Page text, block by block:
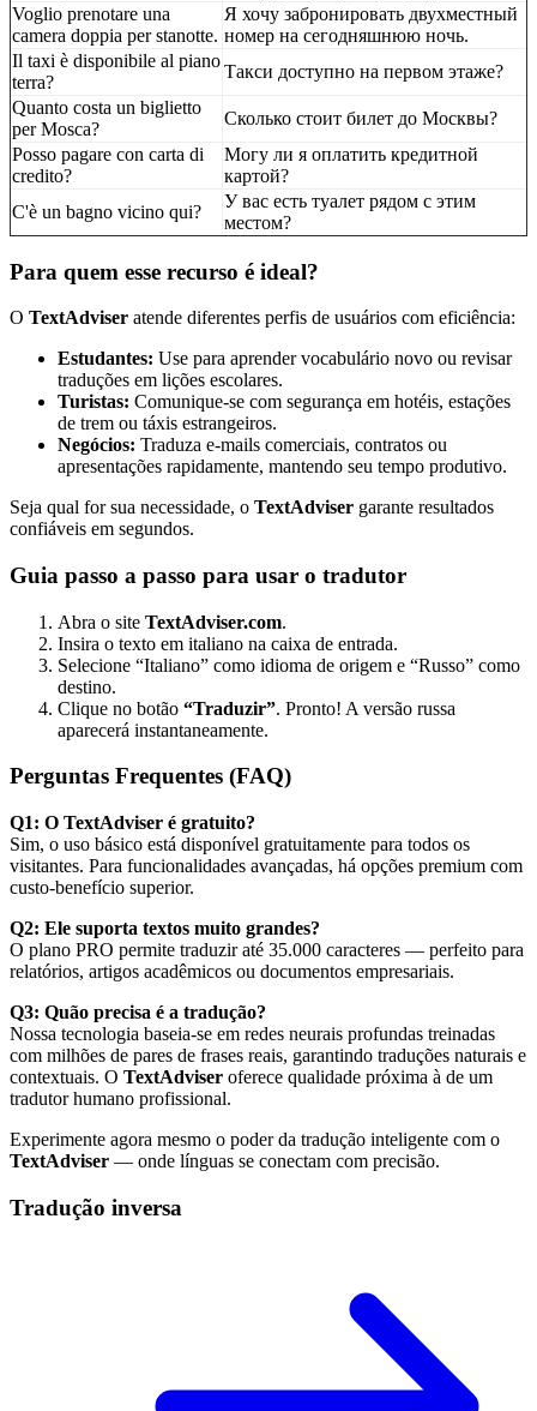
Voglio prenotare una
camera doppia per stanotte.
Я хочу забронировать двухместный
номер на сегодняшнюю ночь.
Il taxi è disponibile al piano
terra?
Такси доступно на первом этаже?
Quanto costa un biglietto
per Mosca?
Сколько стоит билет до Москвы?
Posso pagare con carta di
credito?
Могу ли я оплатить кредитной
картой?
C'è un bagno vicino qui?
У вас есть туалет рядом с этим
местом?
Para quem esse recurso é ideal?
O TextAdviser atende diferentes perfis de usuários com eficiência:
Estudantes: Use para aprender vocabulário novo ou revisar
traduções em lições escolares.
Turistas: Comunique-se com segurança em hotéis, estações
de trem ou táxis estrangeiros.
Negócios: Traduza e-mails comerciais, contratos ou
apresentações rapidamente, mantendo seu tempo produtivo.
Seja qual for sua necessidade, o TextAdviser garante resultados
confiáveis em segundos.
Guia passo a passo para usar o tradutor
Abra o site TextAdviser.com.
Insira o texto em italiano na caixa de entrada.
Selecione “Italiano” como idioma de origem e “Russo” como
destino.
Clique no botão “Traduzir”. Pronto! A versão russa
aparecerá instantaneamente.
Perguntas Frequentes (FAQ)
Q1: O TextAdviser é gratuito?
Sim, o uso básico está disponível gratuitamente para todos os
visitantes. Para funcionalidades avançadas, há opções premium com
custo-benefício superior.
Q2: Ele suporta textos muito grandes?
O plano PRO permite traduzir até 35.000 caracteres — perfeito para
relatórios, artigos acadêmicos ou documentos empresariais.
Q3: Quão precisa é a tradução?
Nossa tecnologia baseia-se em redes neurais profundas treinadas
com milhões de pares de frases reais, garantindo traduções naturais e
contextuais. O TextAdviser oferece qualidade próxima à de um
tradutor humano profissional.
Experimente agora mesmo o poder da tradução inteligente com o
TextAdviser — onde línguas se conectam com precisão.
Tradução inversa